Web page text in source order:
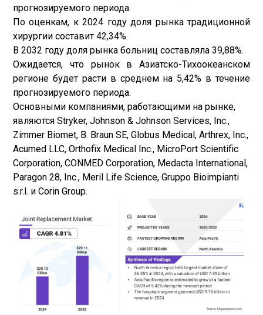
прогнозируемого периода.
По оценкам, к 2024 году доля рынка традиционной
хирургии составит 42,34%.
В 2032 году доля рынка больниц составляла 39,88%.
Ожидается, что рынок в Азиатско-Тихоокеанском
регионе будет расти в среднем на 5,42% в течение
прогнозируемого периода.
Основными компаниями, работающими на рынке,
являются Stryker, Johnson & Johnson Services, Inc.,
Zimmer Biomet, B. Braun SE, Globus Medical, Arthrex, Inc.,
Acumed LLC, Orthofix Medical Inc., MicroPort Scientific
Corporation, CONMED Corporation, Medacta International,
Paragon 28, Inc., Meril Life Science, Gruppo Bioimpianti
s.r.l. и Corin Group.